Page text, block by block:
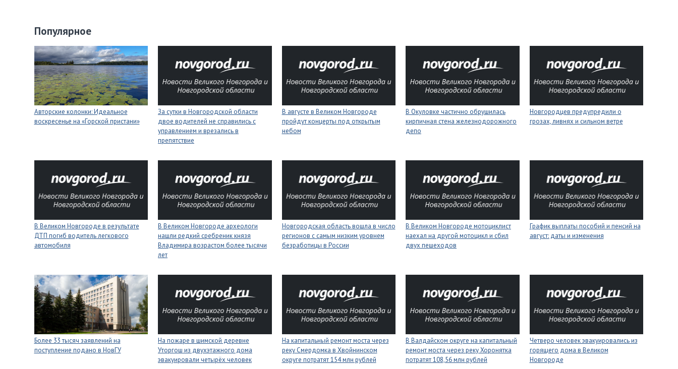
Популярное
Авторские колонки: Идеальное
воскресенье на «Горской пристани»
За сутки в Новгородской области
двое водителей не справились с
управлением и врезались в
препятствие
В августе в Великом Новгороде
пройдут концерты под открытым
небом
В Окуловке частично обрушилась
кирпичная стена железнодорожного
депо
Новгородцев предупредили о
грозах, ливнях и сильном ветре
В Великом Новгороде в результате
ДТП погиб водитель легкового
автомобиля
В Великом Новгороде археологи
нашли редкий сребреник князя
Владимира возрастом более тысячи
лет
Новгородская область вошла в число
регионов с самым низким уровнем
безработицы в России
В Великом Новгороде мотоциклист
наехал на другой мотоцикл и сбил
двух пешеходов
График выплаты пособий и пенсий на
август: даты и изменения
Более 33 тысяч заявлений на
поступление подано в НовГУ
На пожаре в шимской деревне
Уторгош из двухэтажного дома
эвакуировали четырёх человек
На капитальный ремонт моста через
реку Смердомка в Хвойнинском
округе потратят 154 млн рублей
В Валдайском округе на капитальный
ремонт моста через реку Хоронятка
потратят 108,56 млн рублей
Четверо человек эвакуировались из
горящего дома в Великом
Новгороде